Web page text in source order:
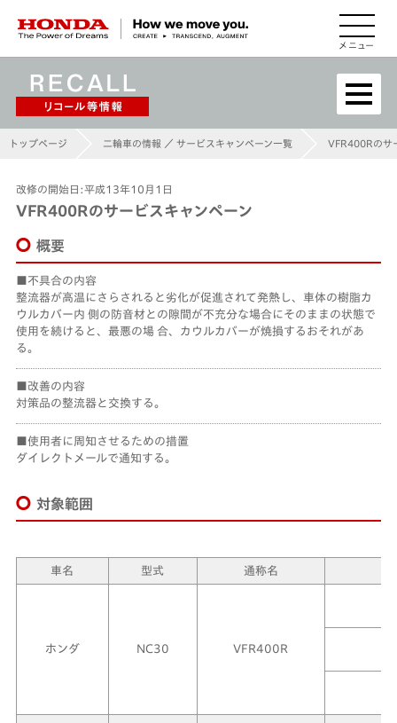
HONDA The Power of Dreams
トップページ 二輪車の情報 ／ サービスキャンペーン一覧 VFR400Rのサ
改修の開始日:平成13年10月1日
VFR400Rのサービスキャンペーン
概要
不具合の内容
整流器が高温にさらされると劣化が促進されて発熱し、車体の樹脂カ
ウルカバー内 側の防音材との隙間が不充分な場合にそのままの状態で
使用を続けると、最悪の場 合、カウルカバーが焼損するおそれがあ
る。
改善の内容
対策品の整流器と交換する。
使用者に周知させるための措置
ダイレクトメールで通知する。
対象範囲
車名 型式 通称名
ホンダ NC30 VFR400R